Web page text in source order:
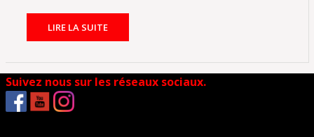
LIRE LA SUITE
Suivez nous sur les réseaux sociaux.